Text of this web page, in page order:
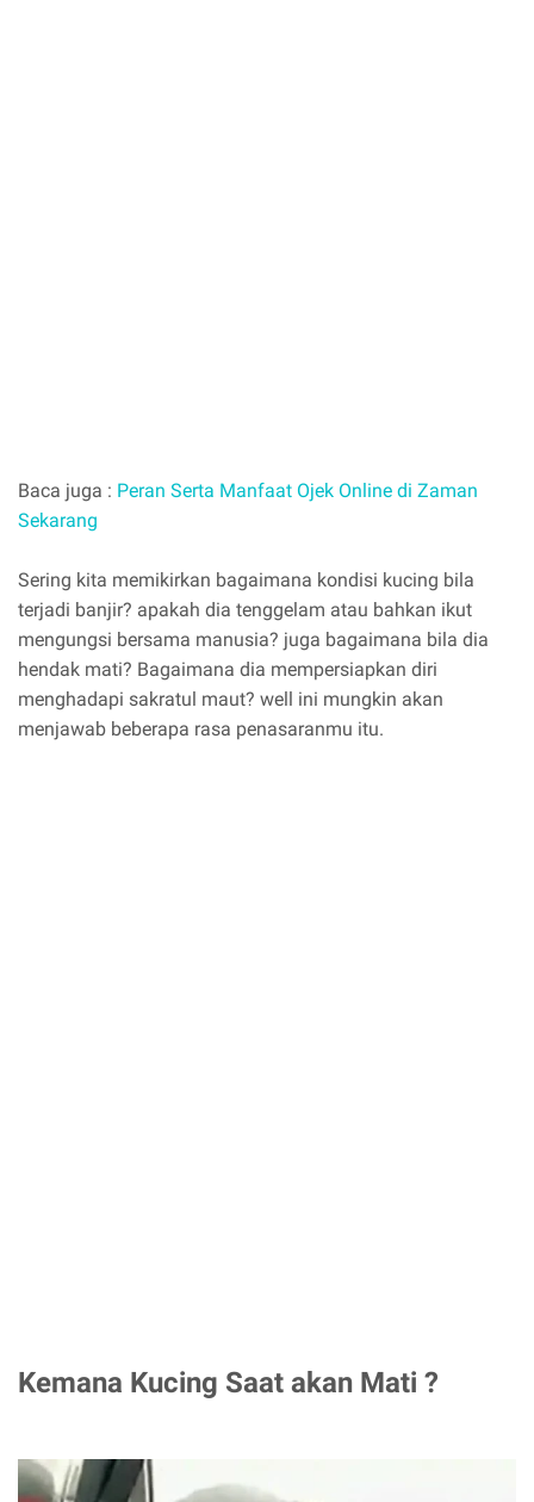
Baca juga : Peran Serta Manfaat Ojek Online di Zaman
Sekarang
Sering kita memikirkan bagaimana kondisi kucing bila
terjadi banjir? apakah dia tenggelam atau bahkan ikut
mengungsi bersama manusia? juga bagaimana bila dia
hendak mati? Bagaimana dia mempersiapkan diri
menghadapi sakratul maut? well ini mungkin akan
menjawab beberapa rasa penasaranmu itu.
Kemana Kucing Saat akan Mati ?